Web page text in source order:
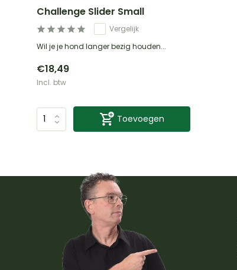
Challenge Slider Small
Vergelijk
Wil je je hond langer bezig houden...
€18,49
Incl. btw
Toevoegen